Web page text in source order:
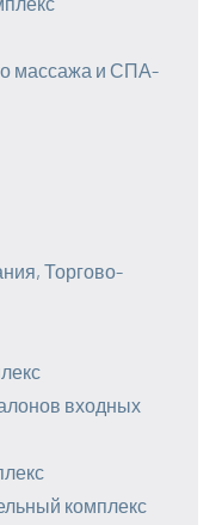
массажа и СПА-
Торгово-
входных
комплекс